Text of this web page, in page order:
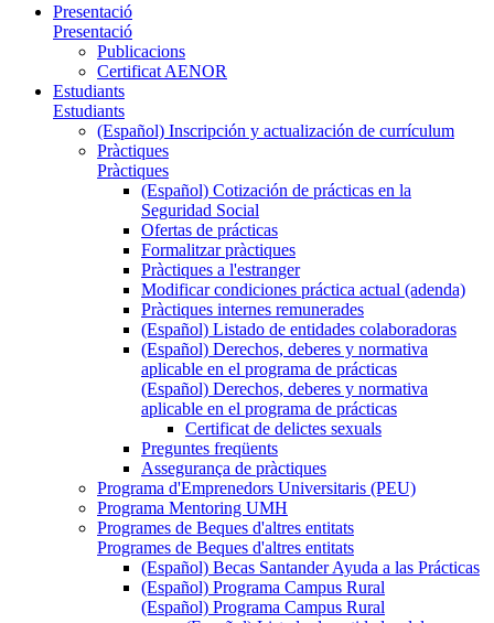
Presentació
Presentació
Publicacions
Certificat AENOR
Estudiants
Estudiants
(Español) Inscripción y actualización de currículum
Pràctiques
Pràctiques
(Español) Cotización de prácticas en la
Seguridad Social
Ofertas de prácticas
Formalitzar pràctiques
Pràctiques a l'estranger
Modificar condiciones práctica actual (adenda)
Pràctiques internes remunerades
(Español) Listado de entidades colaboradoras
(Español) Derechos, deberes y normativa
aplicable en el programa de prácticas
(Español) Derechos, deberes y normativa
aplicable en el programa de prácticas
Certificat de delictes sexuals
Preguntes freqüents
Assegurança de pràctiques
Programa d'Emprenedors Universitaris (PEU)
Programa Mentoring UMH
Programes de Beques d'altres entitats
Programes de Beques d'altres entitats
(Español) Becas Santander Ayuda a las Prácticas
(Español) Programa Campus Rural
(Español) Programa Campus Rural